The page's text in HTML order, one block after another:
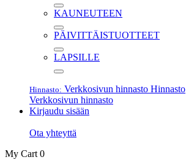
KAUNEUTEEN
PÄIVITTÄISTUOTTEET
LAPSILLE
Hinnasto: Verkkosivun hinnasto Hinnasto
Verkkosivun hinnasto
Kirjaudu sisään
Ota yhteyttä
My Cart 0